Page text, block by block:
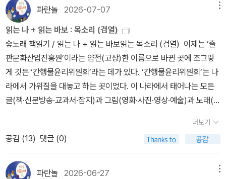
니까. P79​삶이 거센 바람에 영혼의 불씨가 꺼질 수도 있지만, 나는
인생에서 얼마나 활활 타올랐느냐보다 그 불씨르 얼마나 자주 피워봤
느냐 하는 빈도수가 중요하다고 생각한다. 현실 속의 불은 꺼지고 나
면 그만이지만, 마음속에 피우는 불씨는 누적 개수가 효혁이 이다. 일
단 지금 불씨를 켜자. 꺼지면 또 피우면 된다. P115​취미라는 단어를
사전에서 찾아봤다. '아름다운 대상을 감상하고 이해하는 힘.' 나에게
아름다운 대상이란 무엇일까. 나는 무엇을 향해 내 속살 같은 마음을
내어줄 수 있는 가. 바쁜 생활에 치여, 혹은 눈가가 피곤해 놓아버린
나를 여기까지 데려온사소한 기적들에 대하여일상주의자의 감각​​'보
잘쓰는 사람 못지않게 말 잘하는 사람을 동경하는 내가그 둘을 모두
파란놀 2026-07-07
읽는 나 + 읽는 바보 : 목소리 (검열)
숲노래 책읽기 / 읽는 나 + 읽는 바보읽는 목소리 (검열) 이제는 ‘출
판문화산업진흥원’이라는 얌전(고상)한 이름으로 바뀐 곳에 조그맣
게 깃든 ‘간행물윤리위원회’라는 데가 있다. ‘간행물윤리위원회’는 나
라에서 가위질을 대놓고 하는 곳이었다. 이 나라에서 태어나는 모든
글(책·신문방송·교과서·잡지)과 그림(영화·사진·영상·예술)과 노래(음
정희·전두환·노태우·김영삼은 ‘검정필·심의필 가위질’을 신나게 휘둘
렀다. 김대중 무렵에도 이들 가위질은 걷히지 않았다. 노무현 무렵에
이르러서야 겨우 ‘검정필·심의필 가위질’이 조금 수그러들었다. 정태
춘·박은옥 씨는 ‘검정필·심의필 가위질’을 받지 않겠다는 뜻으로 ‘무단
더보기
공감 (13) 댓글 (0)
파란놀 2026-06-27